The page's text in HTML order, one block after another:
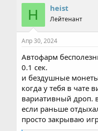
H heist
Лейтенант
Апр 30, 2024
Автофарм
0.1 сек.
и бездушные
когда у тебя в чате
вариативный дроп.
если раньше
просто закрываю